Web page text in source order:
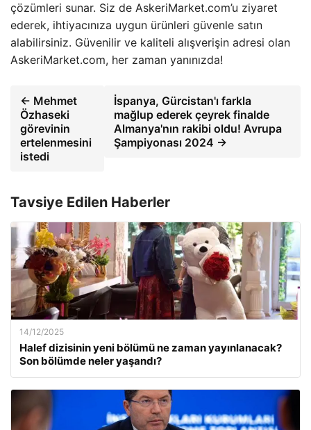
çözümleri sunar. Siz de AskeriMarket.com’u ziyaret
ederek, ihtiyacınıza uygun ürünleri güvenle satın
alabilirsiniz. Güvenilir ve kaliteli alışverişin adresi olan
AskeriMarket.com, her zaman yanınızda!
← Mehmet
Özhaseki
görevinin
ertelenmesini
istedi
İspanya, Gürcistan'ı farkla
mağlup ederek çeyrek finalde
Almanya'nın rakibi oldu! Avrupa
Şampiyonası 2024 →
Tavsiye Edilen Haberler
14/12/2025
Halef dizisinin yeni bölümü ne zaman yayınlanacak?
Son bölümde neler yaşandı?